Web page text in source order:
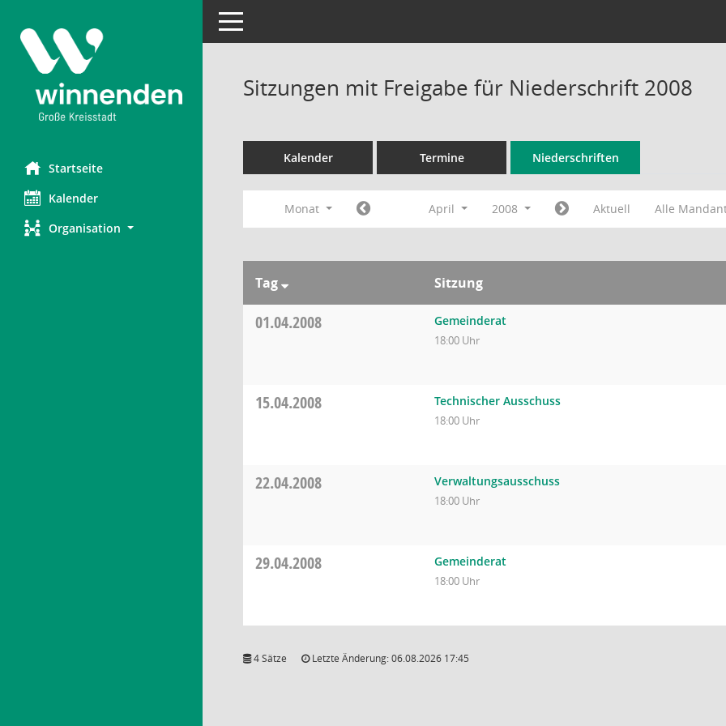
Startseite
Kalender
Organisation
Toggle navigation
Sitzungen mit Freigabe für Niederschrift 2008
Kalender Termine Niederschriften
Monat April 2008 Aktuell Alle
Tag Sitzung
01.04.2008 Gemeinderat
18:00 Uhr
15.04.2008 Technischer Ausschuss
18:00 Uhr
22.04.2008 Verwaltungsausschuss
18:00 Uhr
29.04.2008 Gemeinderat
18:00 Uhr
4 Sätze Letzte Änderung: 06.08.2026 17:45